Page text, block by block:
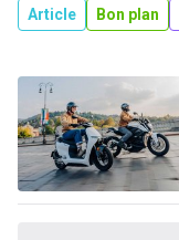
Article Bon plan